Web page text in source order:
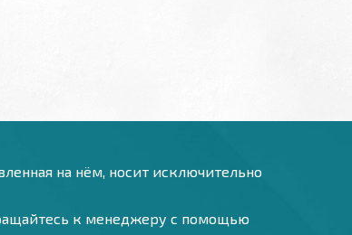
на нём, носит исключительно
к менеджеру с помощью